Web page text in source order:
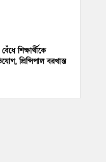
শিক্ষার্থীকে
প্রিন্সিপাল বরখাস্ত